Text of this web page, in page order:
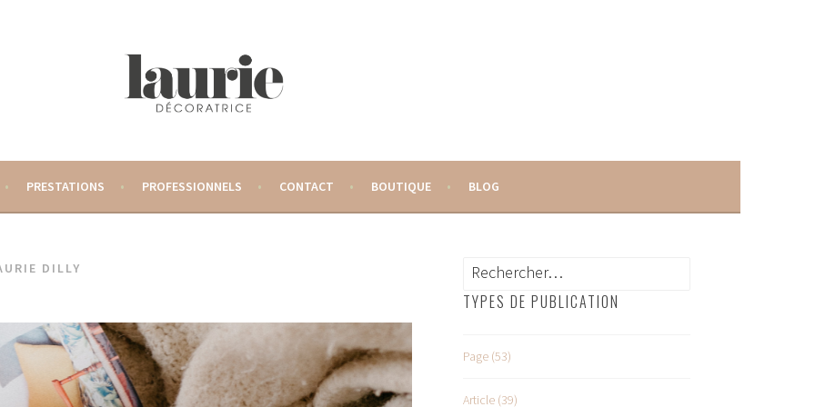
DÉCORATRICE D'INTÉRIEUR
PRESTATIONS PROFESSIONNELS CONTACT BOUTIQUE BLOG
DILLY Rechercher :
TYPES DE PUBLICATION
Page (53)
Article (39)